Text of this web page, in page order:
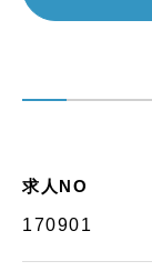
求人NO
170901